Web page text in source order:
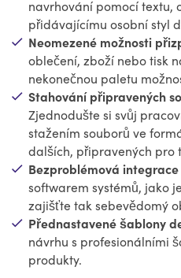
navrhování pomocí textu,
přidávajícímu osobní styl
Neomezené možnosti
oblečení, zboží nebo tisk
nekonečnou paletu
Stahování připravených
Zjednodušte si svůj
stažením souborů ve
dalších, připravených pro
Bezproblémová integrace
softwarem systémů, jako
zajišťte tak sebevědomý
Přednastavené šablony
návrhu s profesionálními
produkty.